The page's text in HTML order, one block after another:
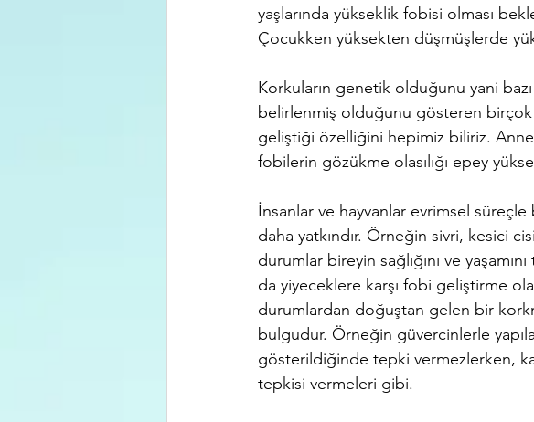
yaşlarında yükseklik fobisi olması
Çocukken yüksekten düşmüşlerde
Korkuların genetik olduğunu yani
belirlenmiş olduğunu gösteren
geliştiği özelliğini hepimiz biliriz.
fobilerin gözükme olasılığı epey
İnsanlar ve hayvanlar evrimsel
daha yatkındır. Örneğin sivri, kesici
durumlar bireyin sağlığını ve
da yiyeceklere karşı fobi geliştirme
durumlardan doğuştan gelen bir
bulgudur. Örneğin güvercinlerle
gösterildiğinde tepki vermezlerken,
tepkisi vermeleri gibi.